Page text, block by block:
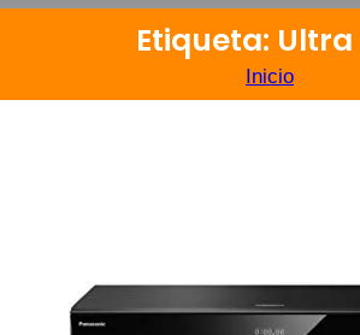
Etiqueta: Ultra
Inicio